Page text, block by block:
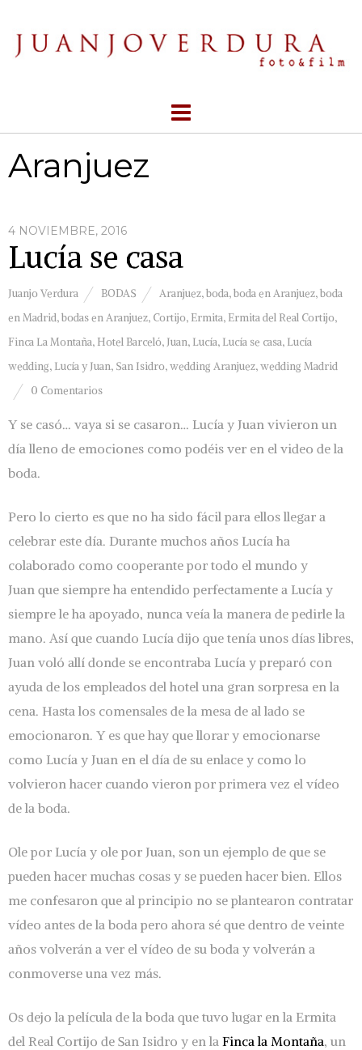
Aranjuez
4 NOVIEMBRE, 2016
Lucía se casa
Juanjo Verdura BODAS Aranjuez,boda,boda en Aranjuez,boda
en Madrid,bodas en Aranjuez, Cortijo, Ermita, Ermita del Real Cortijo,
Finca La Montaña, Hotel Barceló, Juan, Lucía, Lucía se casa, Lucía
wedding, Lucía y Juan, San Isidro,wedding Aranjuez,wedding Madrid
0 Comentarios
Y se casó… vaya si se casaron… Lucía y Juan vivieron un
día lleno de emociones como podéis ver en el video de la
boda.
Pero lo cierto es que no ha sido fácil para ellos llegar a
celebrar este día. Durante muchos años Lucía ha
colaborado como cooperante por todo el mundo y
Juan que siempre ha entendido perfectamente a Lucía y
siempre le ha apoyado, nunca veía la manera de pedirle la
mano. Así que cuando Lucía dijo que tenía unos días libres,
Juan voló allí donde se encontraba Lucía y preparó con
ayuda de los empleados del hotel una gran sorpresa en la
cena. Hasta los comensales de la mesa de al lado se
emocionaron. Y es que hay que llorar y emocionarse
como Lucía y Juan en el día de su enlace y como lo
volvieron hacer cuando vieron por primera vez el vídeo
de la boda.
Ole por Lucía y ole por Juan, son un ejemplo de que se
pueden hacer muchas cosas y se pueden hacer bien. Ellos
me confesaron que al principio no se plantearon contratar
vídeo antes de la boda pero ahora sé que dentro de veinte
años volverán a ver el vídeo de su boda y volverán a
conmoverse una vez más.
Os dejo la película de la boda que tuvo lugar en la Ermita
del Real Cortijo de San Isidro y en la Finca la Montaña, un